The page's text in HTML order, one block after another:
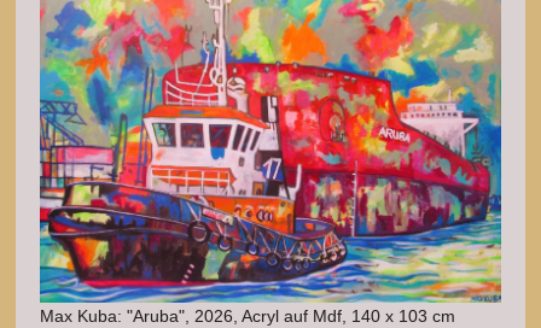
Max Kuba: "Aruba", 2026, Acryl auf Mdf, 140 x 103 cm